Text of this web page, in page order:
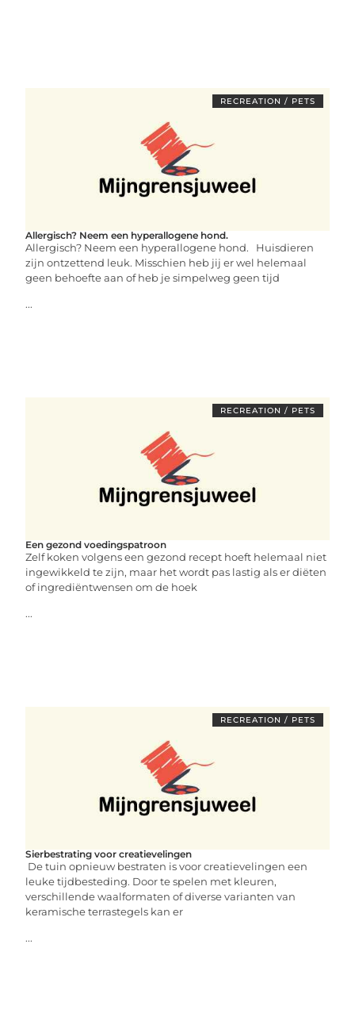
RECREATION / PETS
Allergisch? Neem een hyperallogene hond.
Allergisch? Neem een hyperallogene hond. Huisdieren
zijn ontzettend leuk. Misschien heb jij er wel helemaal
geen behoefte aan of heb je simpelweg geen tijd
...
RECREATION / PETS
Een gezond voedingspatroon
Zelf koken volgens een gezond recept hoeft helemaal niet
ingewikkeld te zijn, maar het wordt pas lastig als er diëten
of ingrediëntwensen om de hoek
...
RECREATION / PETS
Sierbestrating voor creatievelingen
De tuin opnieuw bestraten is voor creatievelingen een
leuke tijdbesteding. Door te spelen met kleuren,
verschillende waalformaten of diverse varianten van
keramische terrastegels kan er
...